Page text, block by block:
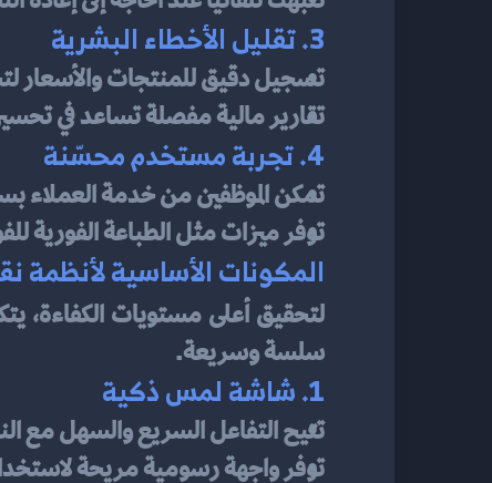
3. تقليل الأخطاء البشرية
تسجيل دقيق للمنتجات والأسعار
تقارير مالية مفصلة تساعد في تحسين
4. تجربة مستخدم محسّنة
تمكن الموظفين من خدمة العملاء
توفر ميزات مثل الطباعة الفورية
المكونات الأساسية لأنظمة
لتحقيق أعلى مستويات الكفاءة،
سلسة وسريعة.
1. شاشة لمس ذكية
تتيح التفاعل السريع والسهل مع
توفر واجهة رسومية مريحة